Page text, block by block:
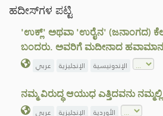
ಹದೀಸ್‌ಗಳ ಪಟ್ಟಿ
'ಉಕ್ಲ್' ಅಥವಾ 'ಉರೈನ' (ಜನಾಂಗದ)
ಬಂದರು. ಅವರಿಗೆ ಮದೀನಾದ ಹವಾಮಾನ
عربي الإنجليزية الإندونيسية
ನಮ್ಮ ವಿರುದ್ಧ ಆಯುಧ ಎತ್ತಿದವನು
عربي الإنجليزية الأوردية